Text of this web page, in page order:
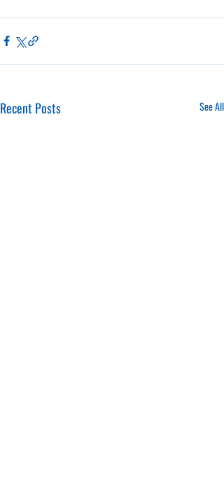
Recent Posts See All